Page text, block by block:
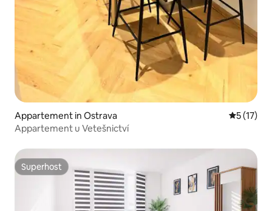
Appartement in Ostrava
5 (17)
Appartement u Vetešnictví
Superhost
Superhost